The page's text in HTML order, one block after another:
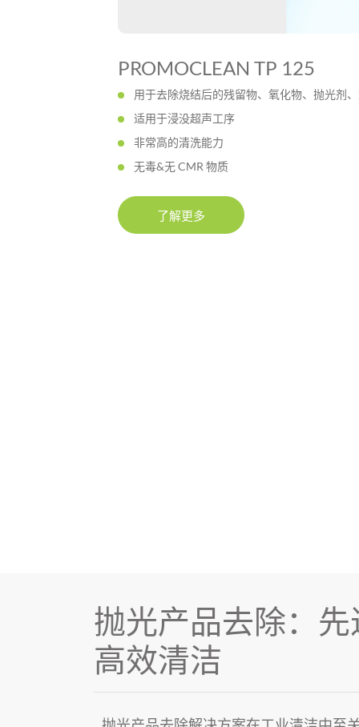
PROMOCLEAN TP 125
用于去除烧结后的残留物、氧化物、抛光剂
适用于浸没超声工序
非常高的清洗能力
无毒&无 CMR 物质
了解更多
抛光产品去除：
高效清洁